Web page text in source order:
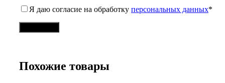
Я даю согласие на обработку персональных данных*
Похожие товары